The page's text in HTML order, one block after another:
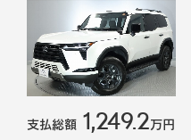
支払総額 1,249.2万円